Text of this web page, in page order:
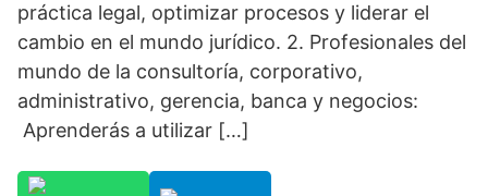
práctica legal, optimizar procesos y liderar el
cambio en el mundo jurídico. 2. Profesionales del
mundo de la consultoría, corporativo,
administrativo, gerencia, banca y negocios:
Aprenderás a utilizar […]